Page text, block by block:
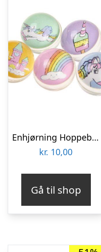
Enhjørning Hoppebold – Mini – 2 stk
kr. 10,00
Gå til shop